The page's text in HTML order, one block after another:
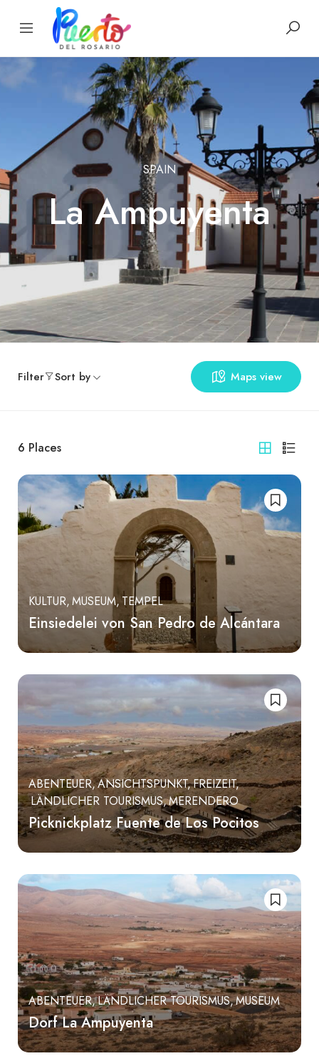
SPAIN
La Ampuyenta
Filter Sort by Maps view
6 Places
KULTUR MUSEUM TEMPEL
Einsiedelei von San Pedro de Alcántara
ABENTEUER ANSICHTSPUNKT FREIZEIT
LÄNDLICHER TOURISMUS MERENDERO
Picknickplatz Fuente de Los Pocitos
ABENTEUER LÄNDLICHER TOURISMUS MUSEUM
Dorf La Ampuyenta